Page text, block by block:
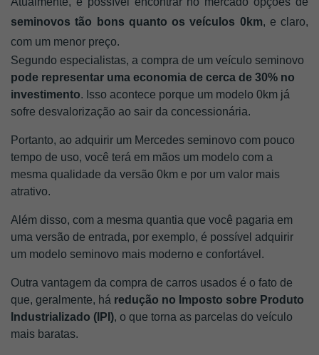
seminovos tão bons quanto os veículos 0km, e claro,
com um menor preço.
Segundo especialistas, a compra de um veículo seminovo
pode representar uma economia de cerca de 30% no
investimento. Isso acontece porque um modelo 0km já
sofre desvalorização ao sair da concessionária.
Portanto, ao adquirir um Mercedes seminovo com pouco
tempo de uso, você terá em mãos um modelo com a
mesma qualidade da versão 0km e por um valor mais
atrativo.
Além disso, com a mesma quantia que você pagaria em
uma versão de entrada, por exemplo, é possível adquirir
um modelo seminovo mais moderno e confortável.
Outra vantagem da compra de carros usados é o fato de
que, geralmente, há redução no Imposto sobre Produto
Industrializado (IPI), o que torna as parcelas do veículo
mais baratas.